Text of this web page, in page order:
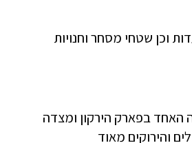
וכן שטחי מסחר וחנויות
האחד בפארק הירקון ומצדה
והירוקים מאוד